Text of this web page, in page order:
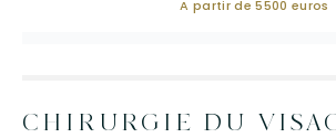
A partir de 5500 euros
CHIRURGIE DU